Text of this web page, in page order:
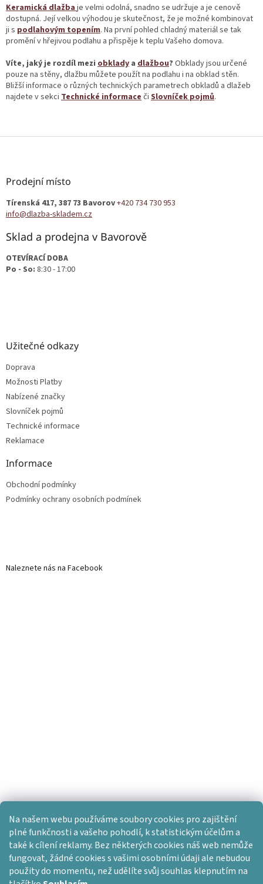
Na našem webu používáme soubory cookies pro zajištění
plné funkčnosti a vašeho pohodlí, k statistickým účelům a
také k cílení reklamy. Bez některých cookies náš web nemůže
fungovat, žádné cookies s vašimi osobními údaji ale nebudou
použity do momentu, než udělíte svůj souhlas klepnutím na
v
k
y
v
p
i
s
u
Keramická dlažbaje velmi odolná, snadno se udržuje a je cenově
dostupná. Její velkou výhodou je skutečnost, že je možné kombinovat
ji s podlahovým topením. Na první pohled chladný materiál se tak
promění v hřejivou podlahu a přispěje k teplu Vašeho domova.
Víte, jaký je rozdíl mezi obklady a dlažbou? Obklady jsou určené
pouze na stěny, dlažbu můžete použít na podlahu i na obklad stěn.
Bližší informace o různých technických parametrech obkladů a dlažeb
najdete v sekci Technické informaceči Slovníček pojmů.
Z
Prodejní místo
Tírenská 417, 387 73 Bavorov+420 734 730 953
info@dlazba-skladem.cz
Sklad a prodejna v Bavorově
OTEVÍRACÍ DOBA
Po - So: 8:30 - 17:00
Užitečné odkazy
Doprava
Možnosti Platby
Nabízené značky
Slovníček pojmů
Technické informace
Reklamace
Informace
Obchodní podmínky
Podmínky ochrany osobních podmínek
Naleznete nás na Facebook